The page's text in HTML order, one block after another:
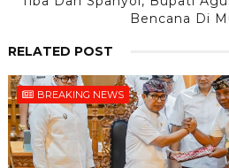
Bencana Di
RELATED POST
BREAKING NEWS